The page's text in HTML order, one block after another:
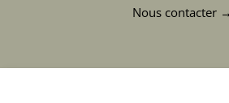
Nous contacter →